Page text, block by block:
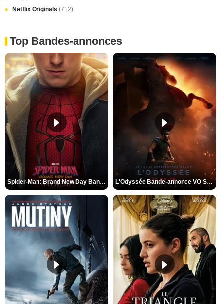
Netflix Originals (712)
Top Bandes-annonces
Spider-Man: Brand New Day Bande-annonce VO STFR L'Odyssée Bande-annonce VO STFR